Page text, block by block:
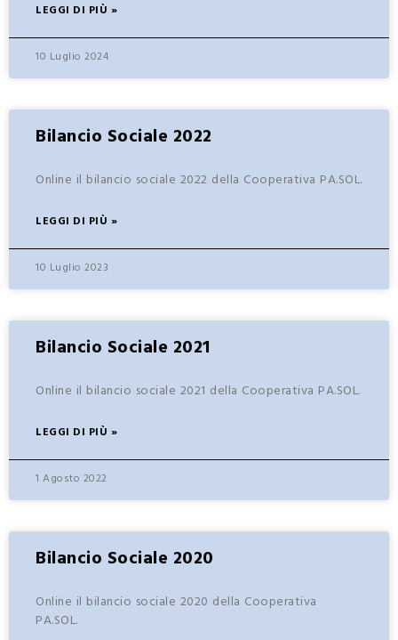
LEGGI DI PIÙ »
10 Luglio 2024
Bilancio Sociale 2022
Online il bilancio sociale 2022 della Cooperativa PA.SOL.
LEGGI DI PIÙ »
10 Luglio 2023
Bilancio Sociale 2021
Online il bilancio sociale 2021 della Cooperativa PA.SOL.
LEGGI DI PIÙ »
1 Agosto 2022
Bilancio Sociale 2020
Online il bilancio sociale 2020 della Cooperativa
PA.SOL.